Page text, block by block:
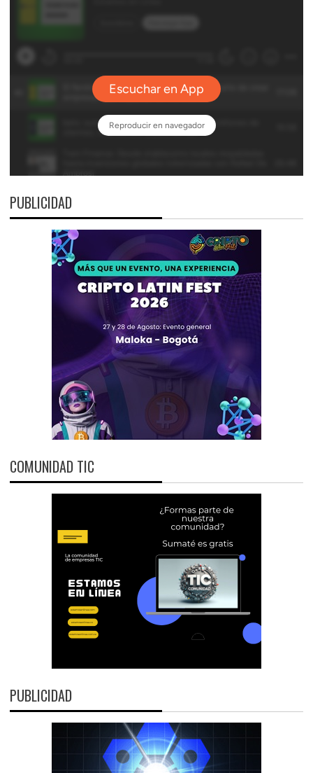
PUBLICIDAD
COMUNIDAD TIC
PUBLICIDAD